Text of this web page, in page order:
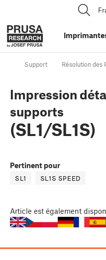
Support Résolution des
Impression
supports
(SL1/SL1S)
Pertinent pour
SL1 SL1S SPEED
Article est également